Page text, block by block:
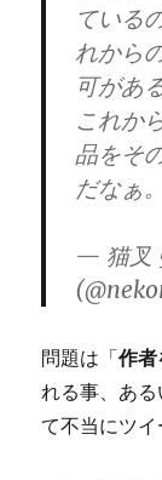
ている
れから
可があ
これか
品をそ
だなぁ
— 猫叉
問題は「作者
れる事、ある
て不当にツイ